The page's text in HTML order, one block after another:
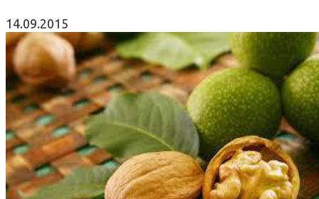
14.09.2015